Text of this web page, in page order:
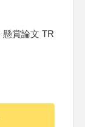
賞論文 TR